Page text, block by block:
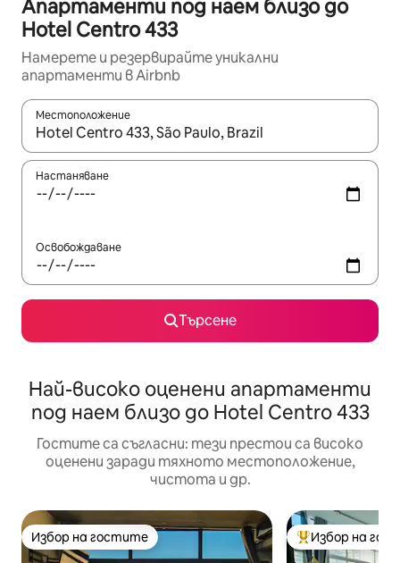
Апартаменти под наем близо до
Hotel Centro 433
Намерете и резервирайте уникални
апартаменти в Airbnb
Местоположение
Когато резултатите се покажат, използвайте
Настаняване
Освобождаване
Търсене
Най-високо оценени апартаменти
под наем близо до Hotel Centro 433
Гостите са съгласни: тези престои са високо
оценени заради тяхното местоположение,
чистота и др.
Избор на гостите
Избор на гостите Най-популярен
Избор на